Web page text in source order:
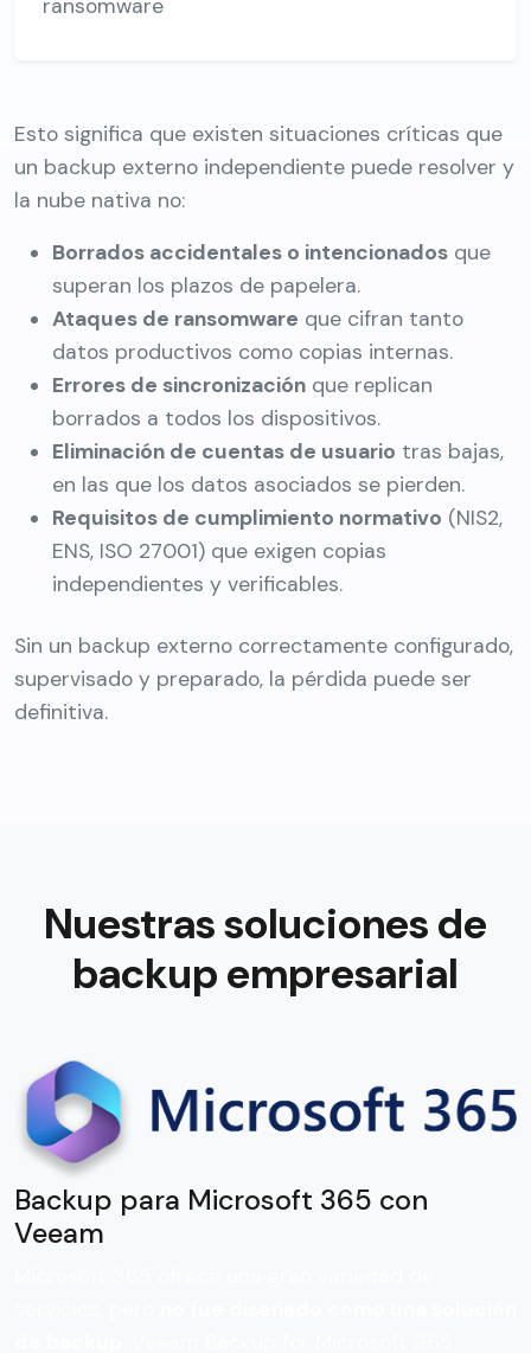
ransomware
Esto significa que existen situaciones críticas que
un backup externo independiente puede resolver y
la nube nativa no:
Borrados accidentales o intencionados que
superan los plazos de papelera.
Ataques de ransomware que cifran tanto
datos productivos como copias internas.
Errores de sincronización que replican
borrados a todos los dispositivos.
Eliminación de cuentas de usuario tras bajas,
en las que los datos asociados se pierden.
Requisitos de cumplimiento normativo (NIS2,
ENS, ISO 27001) que exigen copias
independientes y verificables.
Sin un backup externo correctamente configurado,
supervisado y preparado, la pérdida puede ser
definitiva.
Nuestras soluciones de
backup empresarial
Backup para Microsoft 365 con
Veeam